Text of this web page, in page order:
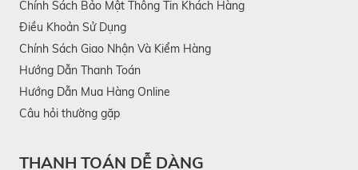
Chính Sách Bảo Mật Thông Tin Khách Hàng
Điều Khoản Sử Dụng
Chính Sách Giao Nhận Và Kiểm Hàng
Hướng Dẫn Thanh Toán
Hướng Dẫn Mua Hàng Online
Câu hỏi thường gặp
THANH TOÁN DỄ DÀNG